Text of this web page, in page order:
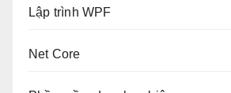
Lập trình WPF
Net Core